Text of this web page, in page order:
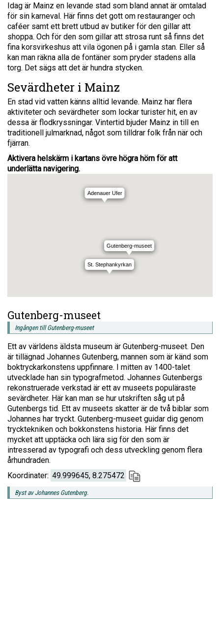
Idag är Mainz en levande stad som bland annat är omtalad
för sin karneval. Här finns det gott om restauranger och
caféer samt ett brett utbud av butiker för den gillar att
shoppa. Och för den som gillar att strosa runt så finns det
fina korsvirkeshus att vila ögonen på i gamla stan. Eller så
kan man räkna alla de fontäner som pryder stadens alla
torg. Det sägs att det är hundra stycken.
Sevärdheter i Mainz
En stad vid vatten känns alltid levande. Mainz har flera
aktiviteter och sevärdheter som lockar turister hit, en av
dessa är flodkryssningar. Vintertid bjuder Mainz in till en
traditionell julmarknad, något som tilldrar folk från när och
fjärran.
Aktivera helskärm i kartans övre högra hörn för att
underlätta navigering.
Gutenberg-museet
St. Stephankyrkan
Adenauer Ufer
Gutenberg-museet
Ingången till Gutenberg-museet
Ett av världens äldsta museum är Gutenberg-museet. Den
är tillägnad Johannes Gutenberg, mannen som är känd som
boktryckarkonstens uppfinnare. I mitten av 1400-talet
utvecklade han sin typografmetod. Johannes Gutenbergs
rekonstruerade verkstad är ett av museets populäraste
sevärdheter. Här kan man se hur utskriften såg ut på
Gutenbergs tid. Ett av museets skatter är de två biblar som
Johannes har tryckt. Gutenberg-museet guidar dig genom
trycktekniken och bokkonstens historia. Här finns det
mycket att upptäcka och lära sig för den som är
intresserad av typografi och dess utveckling genom flera
århundraden.
Koordinater: 49.999645, 8.275472
Byst av Johannes Gutenberg.